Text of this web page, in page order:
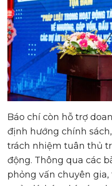
Báo chí còn hỗ trợ
định hướng chính
trách nhiệm tuân thủ
động. Thông qua các
phỏng vấn chuyên